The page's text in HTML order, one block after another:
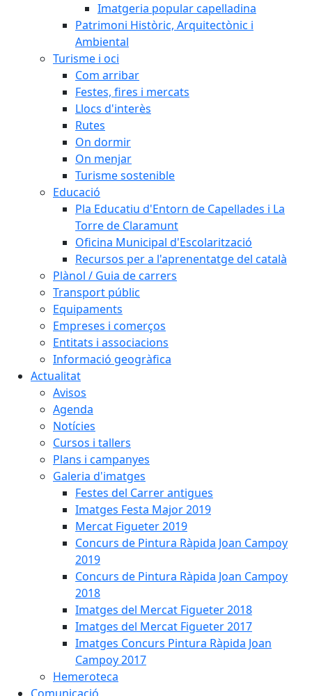
Imatgeria popular capelladina
Patrimoni Històric, Arquitectònic i
Ambiental
Turisme i oci
Com arribar
Festes, fires i mercats
Llocs d'interès
Rutes
On dormir
On menjar
Turisme sostenible
Educació
Pla Educatiu d'Entorn de Capellades i La
Torre de Claramunt
Oficina Municipal d'Escolarització
Recursos per a l'aprenentatge del català
Plànol / Guia de carrers
Transport públic
Equipaments
Empreses i comerços
Entitats i associacions
Informació geogràfica
Actualitat
Avisos
Agenda
Notícies
Cursos i tallers
Plans i campanyes
Galeria d'imatges
Festes del Carrer antigues
Imatges Festa Major 2019
Mercat Figueter 2019
Concurs de Pintura Ràpida Joan Campoy
2019
Concurs de Pintura Ràpida Joan Campoy
2018
Imatges del Mercat Figueter 2018
Imatges del Mercat Figueter 2017
Imatges Concurs Pintura Ràpida Joan
Campoy 2017
Hemeroteca